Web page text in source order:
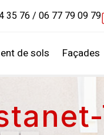
35 76/ 06 77 79 09 79
de sols Façades